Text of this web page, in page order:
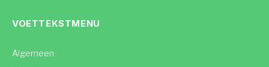
VOETTEKSTMENU
Algemeen